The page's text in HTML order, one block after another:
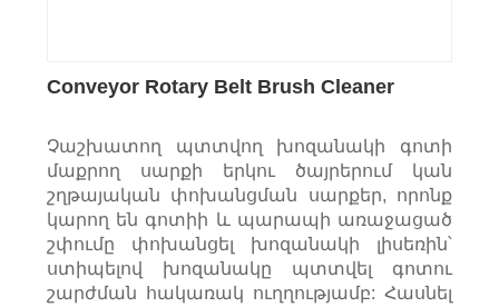
Conveyor Rotary Belt Brush Cleaner
Չաշխատող պտտվող խոզանակի գոտի
մաքրող սարքի երկու ծայրերում կան
շղթայական փոխանցման սարքեր, որոնք
կարող են գոտիի և պարապի առաջացած
շփումը փոխանցել խոզանակի լիսեռին՝
ստիպելով խոզանակը պտտվել գոտու
շարժման հակառակ ուղղությամբ: Հասնել